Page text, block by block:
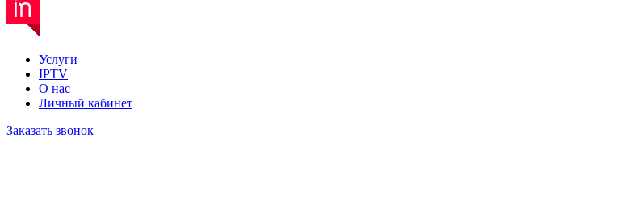
Услуги
IPTV
О нас
Личный кабинет
Заказать звонок